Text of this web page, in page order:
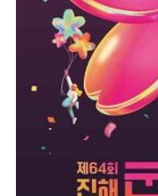
리나라 상춘객들을 잔잔한
들게 한다. 36만그루 왕벚
제히 꽃망울을 터뜨리면 세
추억을 남기려 포토홀릭에
리는 봄의 향연에 취한 사람
는 모습은 축제의 장관을 이
진해군항제 행사는 이충무